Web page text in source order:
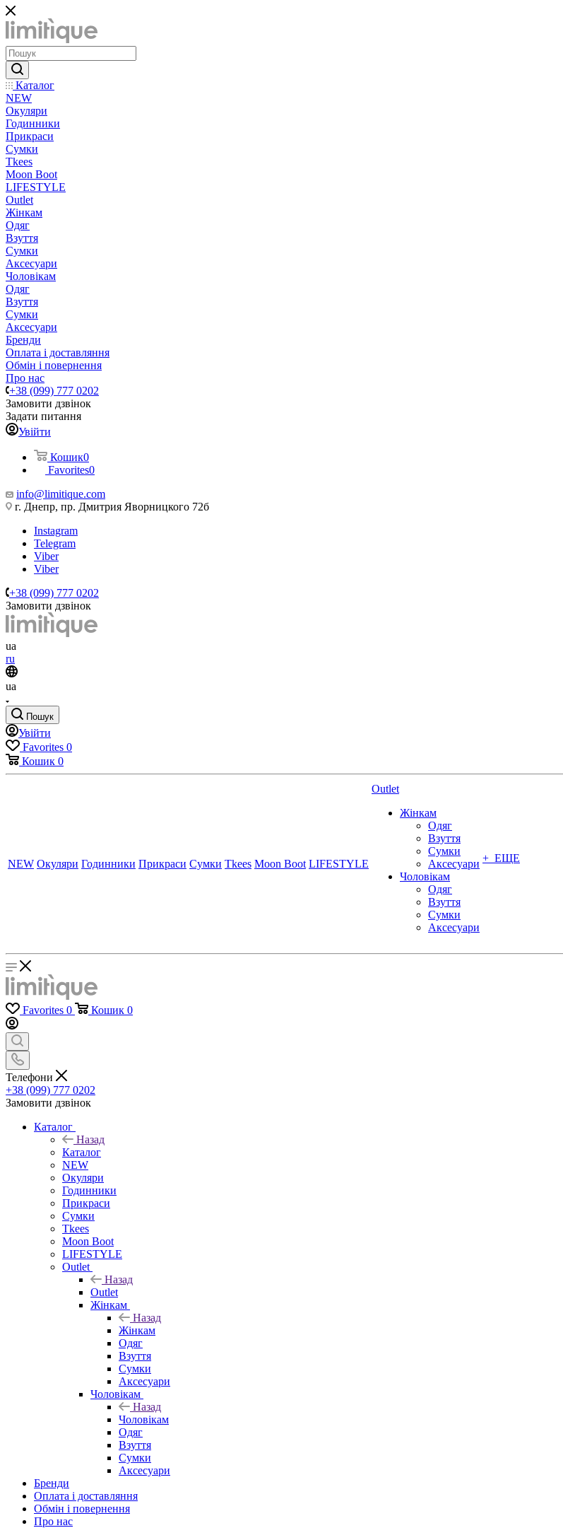
Каталог
NEW
Окуляри
Годинники
Прикраси
Сумки
Tkees
Moon Boot
LIFESTYLE
Outlet
Жінкам
Одяг
Взуття
Сумки
Аксесуари
Чоловікам
Одяг
Взуття
Сумки
Аксесуари
Бренди
Оплата і доставляння
Обмін і повернення
Про нас
+38 (099) 777 0202
Замовити дзвінок
Задати питання
Увійти
Кошик0
Favorites0
info@limitique.com
г. Днепр, пр. Дмитрия Яворницкого 72б
Instagram
Telegram
Viber
Viber
+38 (099) 777 0202
Замовити дзвінок
ua
ru
ua
Пошук
Увійти
Favorites 0
Кошик 0
NEW Окуляри Годинники Прикраси Сумки Tkees Moon Boot LIFESTYLE
Outlet
Жінкам
Одяг
Взуття
Сумки
Аксесуари
Чоловікам
Одяг
Взуття
Сумки
Аксесуари
+ ЕЩЕ
Favorites 0 Кошик 0
Телефони
+38 (099) 777 0202
Замовити дзвінок
Каталог
Назад
Каталог
NEW
Окуляри
Годинники
Прикраси
Сумки
Tkees
Moon Boot
LIFESTYLE
Outlet
Назад
Outlet
Жінкам
Назад
Жінкам
Одяг
Взуття
Сумки
Аксесуари
Чоловікам
Назад
Чоловікам
Одяг
Взуття
Сумки
Аксесуари
Бренди
Оплата і доставляння
Обмін і повернення
Про нас